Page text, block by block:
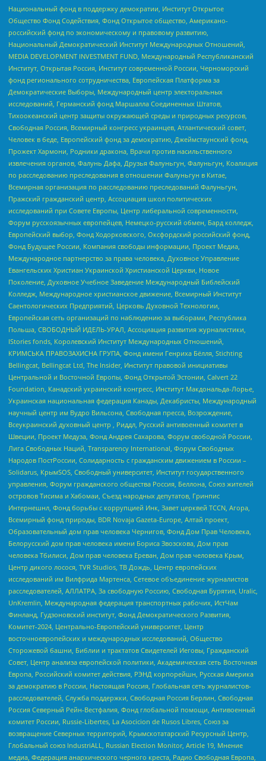
Национальный фонд в поддержку демократии, Институт Открытое
Общество Фонд Содействия, Фонд Открытое общество, Американо-
российский фонд по экономическому и правовому развитию,
Национальный Демократический Институт Международных Отношений,
MEDIA DEVELOPMENT INVESTMENT FUND, Международный Республиканский
Институт, Открытая Россия, Институт современной России, Черноморский
фонд регионального сотрудничества, Европейская Платформа за
Демократические Выборы, Международный центр электоральных
исследований, Германский фонд Маршалла Соединенных Штатов,
Тихоокеанский центр защиты окружающей среды и природных ресурсов,
Свободная Россия, Всемирный конгресс украинцев, Атлантический совет,
Человек в беде, Европейский фонд за демократию, Джеймстаунский фонд,
Прожект Хармони, Родники дракона, Врачи против насильственного
извлечения органов, Фалунь Дафа, Друзья Фалуньгун, Фалуньгун, Коалиция
по расследованию преследования в отношении Фалуньгун в Китае,
Всемирная организация по расследованию преследований Фалуньгун,
Пражский гражданский центр, Ассоциация школ политических
исследований при Совете Европы, Центр либеральной современности,
Форум русскоязычных европейцев, Немецко-русский обмен, Бард колледж,
Европейский выбор, Фонд Ходорковского, Оксфордский российский фонд,
Фонд Будущее России, Компания свободы информации, Проект Медиа,
Международное партнерство за права человека, Духовное Управление
Евангельских Христиан Украинской Христианской Церкви, Новое
Поколение, Духовное Учебное Заведение Международный Библейский
Колледж, Международное христианское движение, Всемирный Институт
Саентологических Предприятий, Церковь Духовной Технологии,
Европейская сеть организаций по наблюдению за выборами, Республика
Польша, СВОБОДНЫЙ ИДЕЛЬ-УРАЛ, Ассоциация развития журналистики,
IStories fonds, Королевский Институт Международных Отношений,
КРИМСЬКА ПРАВОЗАХИСНА ГРУПА, Фонд имени Генриха Бёлля, Stichting
Bellingcat, Bellingcat Ltd, The Insider, Институт правовой инициативы
Центральной и Восточной Европы, Фонд Открытой Эстонии, Calvert 22
Foundation, Канадский украинский конгресс, Институт Макдональда-Лорье,
Украинская национальная федерация Канады, Декабристы, Международный
научный центр им Вудро Вильсона, Свободная пресса, Возрождение,
Всеукраинский духовный центр , Риддл, Русский антивоенный комитет в
Швеции, Проект Медуза, Фонд Андрея Сахарова, Форум свободной России,
Лига Свободных Наций, Transparеncy International, Форум Свободных
Народов ПостРоссии, Солидарность с гражданским движением в России –
Solidarus, КрымSOS, Свободный университет, Институт государственного
управления, Форум гражданского общества Россия, Беллона, Союз жителей
островов Тисима и Хабомаи, Съезд народных депутатов, Гринпис
Интернешнл, Фонд борьбы с коррупцией Инк, Завет церквей TCCN, Агора,
Всемирный фонд природы, BDR Novaja Gazeta-Europe, Алтай проект,
Образовательный дом прав человека Чернигов, Фонд Дом Прав Человека,
Белорусский дом прав человека имени Бориса Звозскова, Дом прав
человека Тбилиси, Дом прав человека Ереван, Дом прав человека Крым,
Центр дикого лосося, TVR Studios, ТВ Дождь, Центр европейских
исследований им Вилфрида Мартенса, Сетевое объединение журналистов
расследователей, АЛЛАТРА, За свободную Россию, Свободная Бурятия, Uralic,
UnKremlin, Международная федерация транспортных рабочих, ИстЧам
Финланд, Гудзоновский институт, Фонд Демократического Развития,
Комитет-2024, Центрально-Европейский университет, Центр
восточноевропейских и международных исследований, Общество
Сторожевой башни, Библии и трактатов Свидетелей Иеговы, Гражданский
Совет, Центр анализа европейской политики, Академическая сеть Восточная
Европа, Российский комитет действия, РЭНД корпорейшн, Русская Америка
за демократию в России, Настоящая Россия, Глобальная сеть журналистов-
расследователей, Служба поддержки, Свободная Россия Берлин, Свободная
Россия Северный Рейн-Вестфалия, Фонд глобальной помощи, Антивоенный
комитет России, Russie-Libertes, La Asocicion de Rusos Libres, Союз за
возвращение Северных территорий, Крымскотатарский Ресурсный Центр,
Глобальный союз IndustriALL, Russian Election Monitor, Article 19, Мнение
медиа, Федерация анархического черного креста, Радио Свободная Европа,